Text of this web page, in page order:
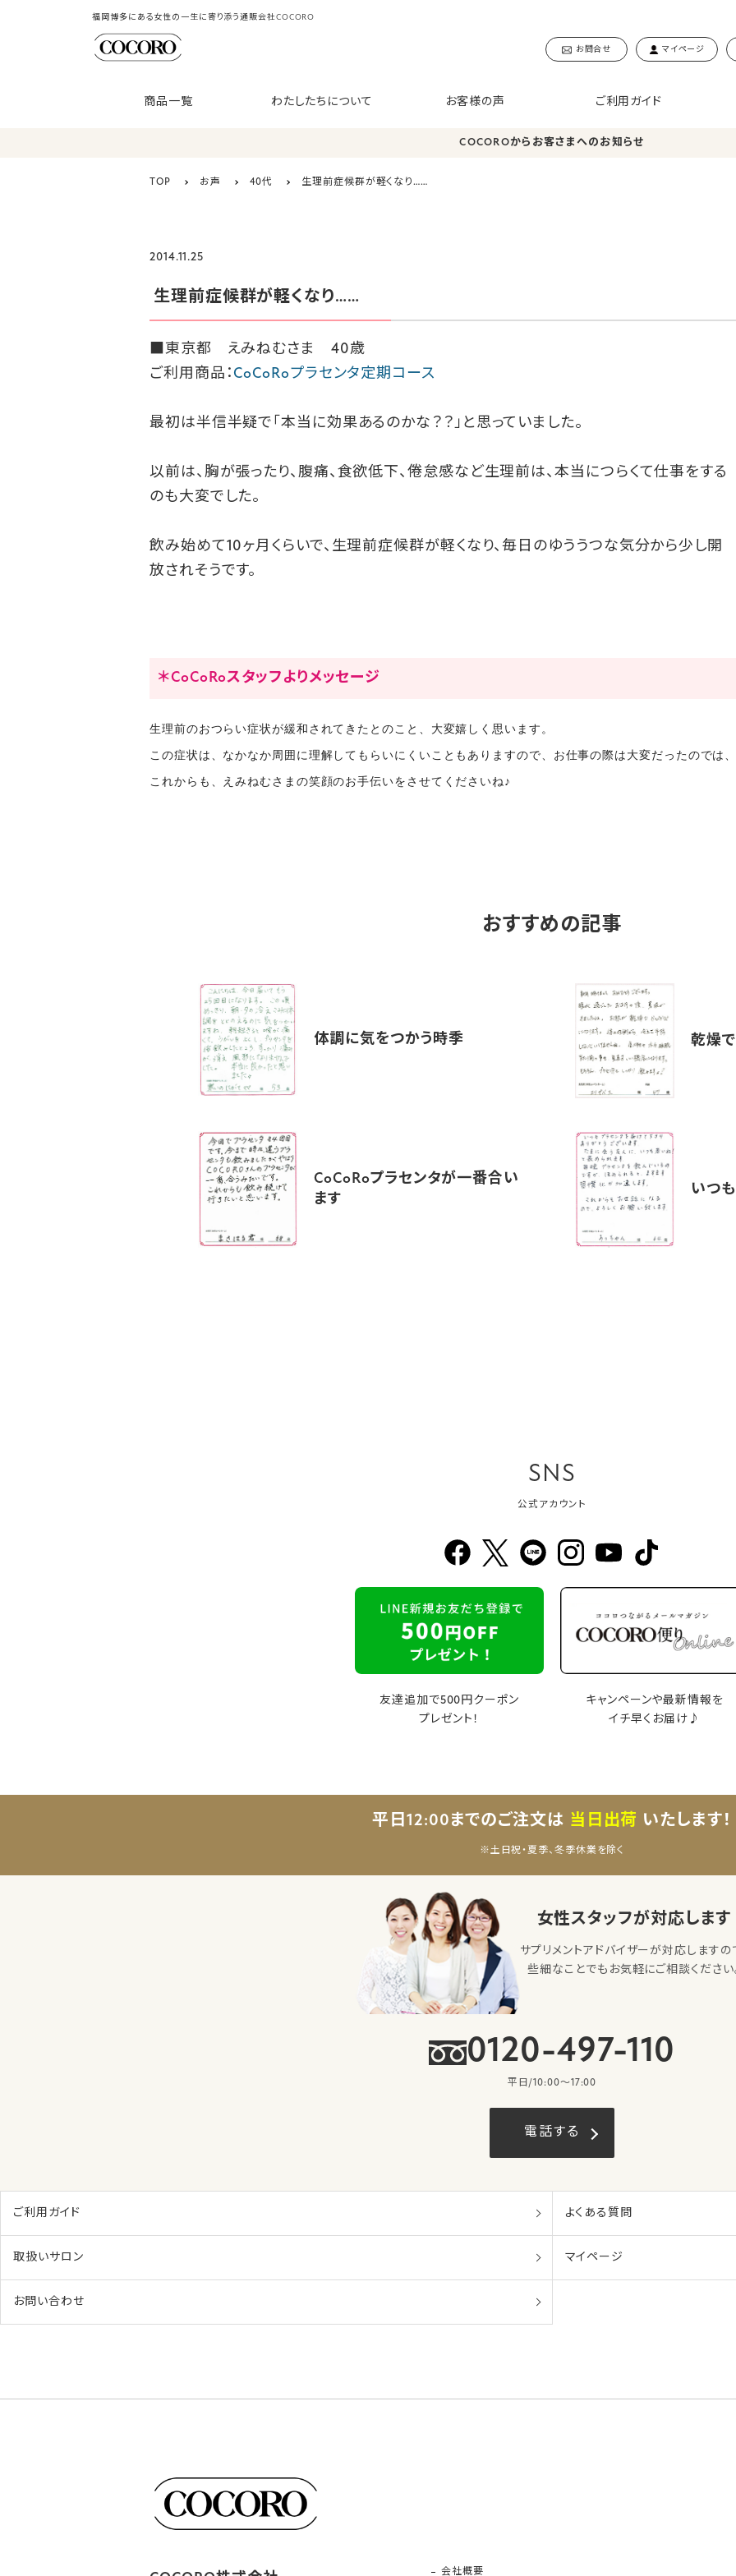
福岡博多にある女性の一生に寄り添う通販会社COCORO
お問合せ マイページ
商品一覧 わたしたちについて お客様の声 ご利用ガイド
COCOROからお客さまへのお知らせ
TOP お声 40代 生理前症候群が軽くなり……
2014.11.25
生理前症候群が軽くなり……
■東京都 えみねむさま 40歳
ご利用商品： CoCoRoプラセンタ定期コース
最初は半信半疑で「本当に効果あるのかな？？」と思っていました。
以前は、胸が張ったり、腹痛、食欲低下、倦怠感など生理前は、本当につらくて仕事をする
のも大変でした。
飲み始めて10ヶ月くらいで、生理前症候群が軽くなり、毎日のゆううつな気分から少し開
放されそうです。
＊CoCoRoスタッフよりメッセージ
生理前のおつらい症状が緩和されてきたとのこと、大変嬉しく思います。
この症状は、なかなか周囲に理解してもらいにくいこともありますので、お仕事の際は大変だったのでは
これからも、えみねむさまの笑顔のお手伝いをさせてくださいね♪
おすすめの記事
体調に気をつかう時季 乾燥
CoCoRoプラセンタが一番合い
ます
いつ
SNS
公式アカウント
友達追加で500円クーポン
プレゼント！
キャンペーンや最新情報を
イチ早くお届け♪
平日12:00までのご注文は 当日出荷 いたします！
※土日祝・夏季、冬季休業を除く
女性スタッフが対応します
サプリメントアドバイザーが対応しますの
些細なことでもお気軽にご相談ください
0120-497-110
平日/10:00〜17:00
電話する
ご利用ガイド よくある質問
取扱いサロン マイページ
お問い合わせ
会社概要